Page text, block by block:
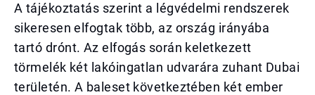
A tájékoztatás szerint a légvédelmi rendszerek
sikeresen elfogtak több, az ország irányába
tartó drónt. Az elfogás során keletkezett
törmelék két lakóingatlan udvarára zuhant Dubai
területén. A baleset következtében két ember